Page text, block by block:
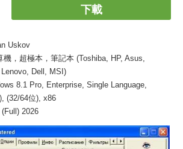
下載
Uskov
機，超極本，筆記本 (Toshiba, HP, Asus,
Dell, MSI)
8.1 Pro, Enterprise, Single Language,
(32/64位), x86
2026